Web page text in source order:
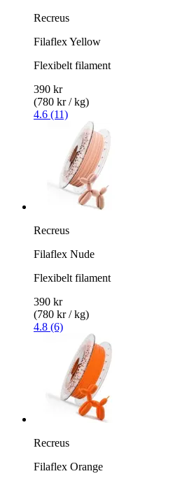
Recreus
Filaflex Yellow
Flexibelt filament
390 kr
(780 kr / kg)
4.6 (11)
Recreus
Filaflex Nude
Flexibelt filament
390 kr
(780 kr / kg)
4.8 (6)
Recreus
Filaflex Orange